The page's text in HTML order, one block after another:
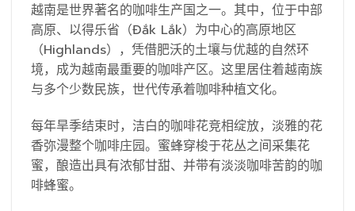
越南是世界著名的咖啡生产国之一。其中，位于中部
高原、以得乐省（Đắk Lắk）为中心的高原地区
（Highlands），凭借肥沃的土壤与优越的自然环
境，成为越南最重要的咖啡产区。这里居住着越南族
与多个少数民族，世代传承着咖啡种植文化。
每年旱季结束时，洁白的咖啡花竞相绽放，淡雅的花
香弥漫整个咖啡庄园。蜜蜂穿梭于花丛之间采集花
蜜，酿造出具有浓郁甘甜、并带有淡淡咖啡苦韵的咖
啡蜂蜜。